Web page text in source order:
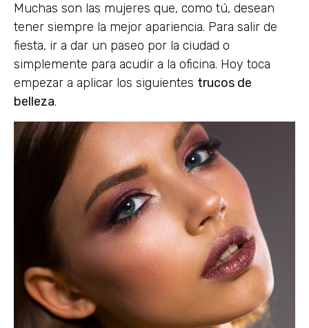
Muchas son las mujeres que, como tú, desean
tener siempre la mejor apariencia. Para salir de
fiesta, ir a dar un paseo por la ciudad o
simplemente para acudir a la oficina. Hoy toca
empezar a aplicar los siguientes trucos de
belleza.